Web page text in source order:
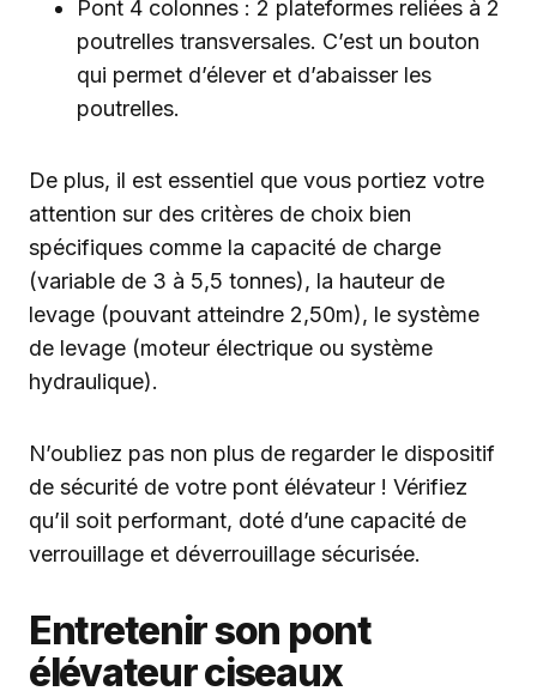
Pont 4 colonnes : 2 plateformes reliées à 2
poutrelles transversales. C’est un bouton
qui permet d’élever et d’abaisser les
poutrelles.
De plus, il est essentiel que vous portiez votre
attention sur des critères de choix bien
spécifiques comme la capacité de charge
(variable de 3 à 5,5 tonnes), la hauteur de
levage (pouvant atteindre 2,50m), le système
de levage (moteur électrique ou système
hydraulique).
N’oubliez pas non plus de regarder le dispositif
de sécurité de votre pont élévateur ! Vérifiez
qu’il soit performant, doté d’une capacité de
verrouillage et déverrouillage sécurisée.
Entretenir son pont
élévateur ciseaux